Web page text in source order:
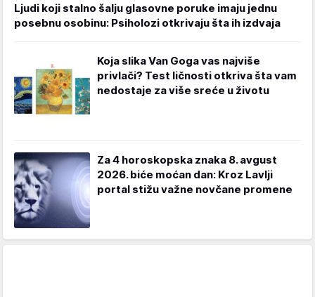
Ljudi koji stalno šalju glasovne poruke imaju jednu
posebnu osobinu: Psiholozi otkrivaju šta ih izdvaja
Koja slika Van Goga vas najviše
privlači? Test ličnosti otkriva šta vam
nedostaje za više sreće u životu
Za 4 horoskopska znaka 8. avgust
2026. biće moćan dan: Kroz Lavlji
portal stižu važne novčane promene